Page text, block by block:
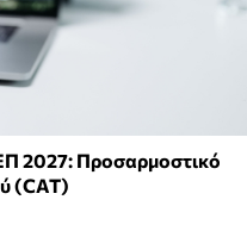
2027: Προσαρμοστικό
(CAT)